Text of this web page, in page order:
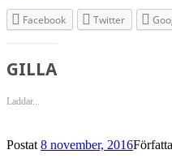
Facebook Twitter
GILLA
Laddar...
Postat8 november, 2016